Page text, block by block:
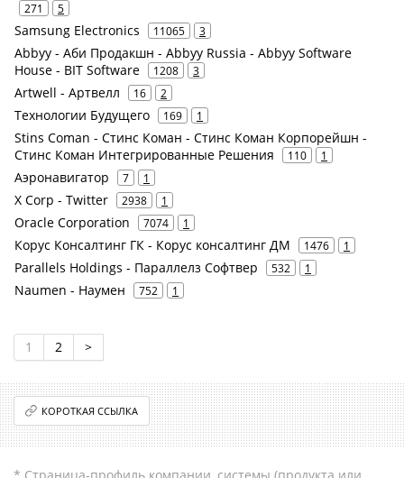
271 5
Samsung Electronics 11065 3
Abbyy - Аби Продакшн - Abbyy Russia - Abbyy Software
House - BIT Software
1208 3
Artwell - Артвелл 16 2
Технологии Будущего 169 1
Stins Coman - Стинс Коман - Стинс Коман Корпорейшн -
Стинс Коман Интегрированные Решения
110 1
Аэронавигатор 7 1
X Corp - Twitter 2938 1
Oracle Corporation 7074 1
Корус Консалтинг ГК - Корус консалтинг ДМ 1476 1
Parallels Holdings - Параллелз Софтвер 532 1
Naumen - Наумен 752 1
1 2 >
КОРОТКАЯ ССЫЛКА